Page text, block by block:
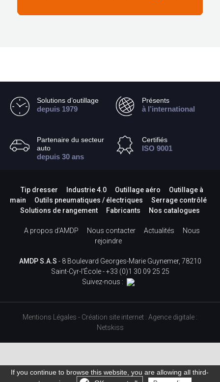
Solutions d’outillage
depuis 1979
Présents
à l’international
Partenaire du secteur
auto
depuis 30 ans
Certifiés
ISO 9001
Tip dresser Industrie 4.0 Outillage aéro
Outillage à
main
Outils pneumatiques / électriques
Serrage contrôlé
Solutions de rangement
Fabricants Nos catalogues
A propos d’AMDP Nous contacter Actualités
Nous
rejoindre
AMDP S.A.S - 8 Boulevard Georges-Marie Guynemer, 78210
Saint-Cyr-l'École -+33 (0)1 30 09 25 25
Suivez-nous :
Mentions Légales - Création site internet : Agence digitale :
Netskiss
If you continue to browse this website, you are allowing all third-